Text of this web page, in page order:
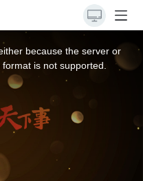
because the server or
is not supported.